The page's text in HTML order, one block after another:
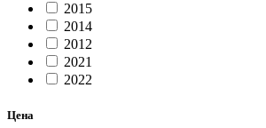
2015
2014
2012
2021
2022
Цена